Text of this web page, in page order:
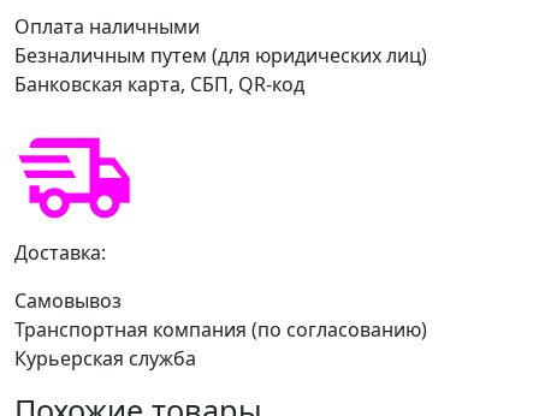
Оплата наличными
Безналичным путем (для юридических лиц)
Банковская карта, СБП, QR-код
Доставка:
Самовывоз
Транспортная компания (по согласованию)
Курьерская служба